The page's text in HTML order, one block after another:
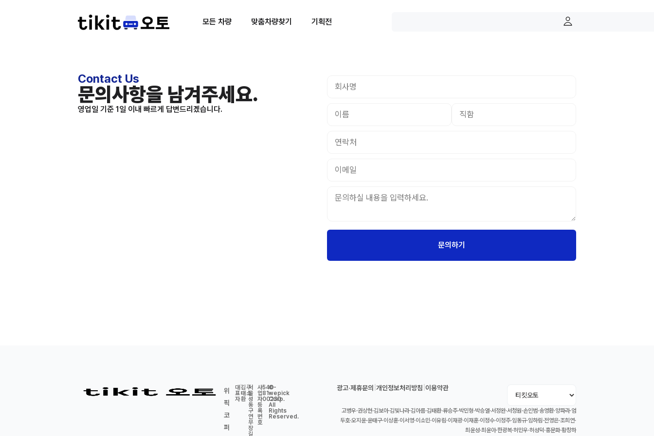
모든 차량 맞춤차량찾기 기획전
Contact Us
문의사항을 남겨주세요.
영업일 기준 1일 이내 빠르게 답변드리겠습니다.
문의하기
위
픽
코
퍼
대
표
자
|김
태
환
주
소
|서
울
성
동
구
연
무
장
길
사
업
자
등
록
번
호
|540-
81-
00230
©
wepick
Corp.
All
Rights
Reserved.
광고·제휴문의 |개인정보처리방침 |이용약관
고병우·권상현·김보아·김빛나라·김아름·김태환·류승주·박민형·박승열·서정완·서청원·손인범·송영환·양파라·엄
두호·오지윤·윤태구·이상훈·이서영·이소민·이유림·이재광·이재훈·이정수·이정주·임동규·임하림·전영은·조희연·
최윤성·최윤아·한광복·허민우·허성덕·홍문화·황창하